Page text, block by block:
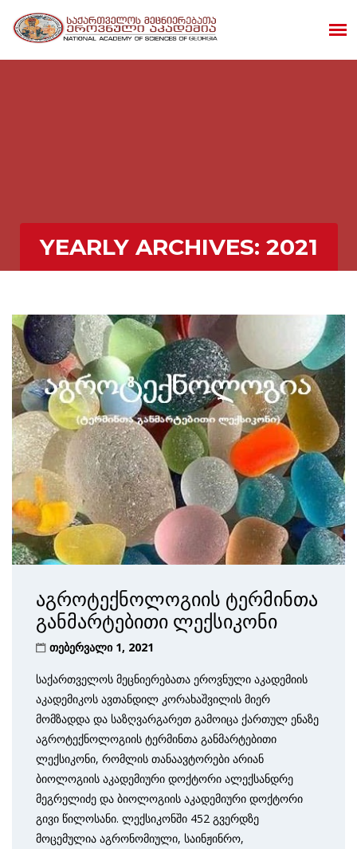
YEARLY ARCHIVES: 2021
აგროტექნოლოგიის ტერმინთა
განმარტებითი ლექსიკონი
თებერვალი 1, 2021
საქართველოს მეცნიერებათა ეროვნული აკადემიის
აკადემიკოს ავთანდილ კორახაშვილის მიერ
მომზადდა და საზღვარგარეთ გამოიცა ქართულ ენაზე
აგროტექნოლოგიის ტერმინთა განმარტებითი
ლექსიკონი, რომლის თანაავტორები არიან
ბიოლოგიის აკადემიური დოქტორი ალექსანდრე
მეგრელიძე და ბიოლოგიის აკადემიური დოქტორი
გივი წილოსანი. ლექსიკონში 452 გვერდზე
მოცემულია აგრონომიული, საინჟინრო,